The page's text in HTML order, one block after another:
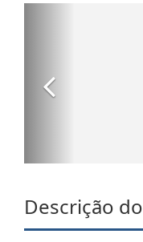
Descrição do